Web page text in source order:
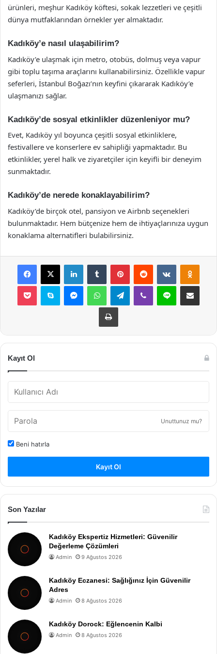
ürünleri, meşhur Kadıköy köftesi, sokak lezzetleri ve çeşitli
dünya mutfaklarından örnekler yer almaktadır.
Kadıköy’e nasıl ulaşabilirim?
Kadıköy’e ulaşmak için metro, otobüs, dolmuş veya vapur
gibi toplu taşıma araçlarını kullanabilirsiniz. Özellikle vapur
seferleri, İstanbul Boğazı’nın keyfini çıkararak Kadıköy’e
ulaşmanızı sağlar.
Kadıköy’de sosyal etkinlikler düzenleniyor mu?
Evet, Kadıköy yıl boyunca çeşitli sosyal etkinliklere,
festivallere ve konserlere ev sahipliği yapmaktadır. Bu
etkinlikler, yerel halk ve ziyaretçiler için keyifli bir deneyim
sunmaktadır.
Kadıköy’de nerede konaklayabilirim?
Kadıköy’de birçok otel, pansiyon ve Airbnb seçenekleri
bulunmaktadır. Hem bütçenize hem de ihtiyaçlarınıza uygun
konaklama alternatifleri bulabilirsiniz.
Facebook
X LinkedInTumblr PinterestReddit VKontakte
Pocket Skype MessengerWhatsAppTelegramViber Line E-Posta ile
Yazdır
Kayıt Ol
Unuttunuz mu?
Beni hatırla
Kayıt Ol
Son Yazılar
Kadıköy Ekspertiz Hizmetleri: Güvenilir
Değerleme Çözümleri
Admin 9 Ağustos 2026
Kadıköy Eczanesi: Sağlığınız İçin Güvenilir
Adres
Admin 8 Ağustos 2026
Kadıköy Dorock: Eğlencenin Kalbi
Admin 8 Ağustos 2026